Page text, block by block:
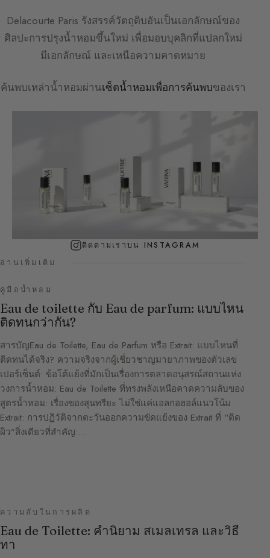
Delacourte Paris รังสรรค์วัตถุดิบอันเป็นเอกลักษณ์ของ
ศิลปะการปรุงน้ำหอมขึ้นใหม่ เพื่อมอบบุคลิกที่แปลกใหม่
มีเอกลักษณ์ และเหนือความคาดหมาย
ค้นพบเหล่าน้ำหอมผ่านเซ็ตน้ำหอมเพื่อการค้นพบของเรา
ติดตามเราบน INSTAGRAM
อ่านเพิ่มเติม
คู่มือน้ำหอม
Eau de toilette กับ Eau de parfum: แบบไหน
ติดทนกว่ากัน?
สารบัญEau de Toilette, Eau de Parfum หรือ Extrait: แบบไหนที่
ติดทนได้จริง? ความจริงจากผู้เชี่ยวชาญมายาภาพของตัวเลข
เปอร์เซ็นต์: ข้อโต้แย้งที่มักเป็นเรื่องการตลาดอนุสรณ์สถานแห่ง
วงการน้ำหอม: Eau de Toilette ที่ทรงพลังเหนือคาดความลับของ
สูตรน้ำหอม: เรื่องของสุนทรียะ ไม่ใช่แค่แอลกอฮอล์แนวโน้ม
Extrait: การปฏิวัติจากตะวันออกความขัดแย้งของ Extrait ที่ “ติด
ผิว”สิ่งเดียวที่สำคัญ:…
ความลับในการผลิต
Eau de Toilette: คำนิยาม สเมลเทรล และวิธี
ทา